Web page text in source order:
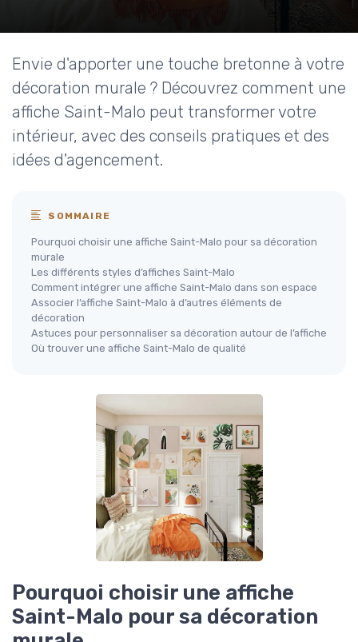
Envie d'apporter une touche bretonne à votre
décoration murale ? Découvrez comment une
affiche Saint-Malo peut transformer votre
intérieur, avec des conseils pratiques et des
idées d'agencement.
SOMMAIRE
Pourquoi choisir une affiche Saint-Malo pour sa décoration
murale
Les différents styles d’affiches Saint-Malo
Comment intégrer une affiche Saint-Malo dans son espace
Associer l’affiche Saint-Malo à d’autres éléments de
décoration
Astuces pour personnaliser sa décoration autour de l’affiche
Où trouver une affiche Saint-Malo de qualité
Pourquoi choisir une affiche
Saint-Malo pour sa décoration